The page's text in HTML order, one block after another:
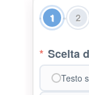
1 2
* Scelta
Testo